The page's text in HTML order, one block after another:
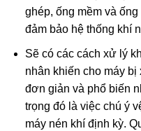
ghép, ống mềm và
đảm bảo hệ thống khí
Sẽ có các cách xử lý
nhân khiến cho máy
đơn giản và phổ biến
trọng đó là việc chú ý
máy nén khí định kỳ.